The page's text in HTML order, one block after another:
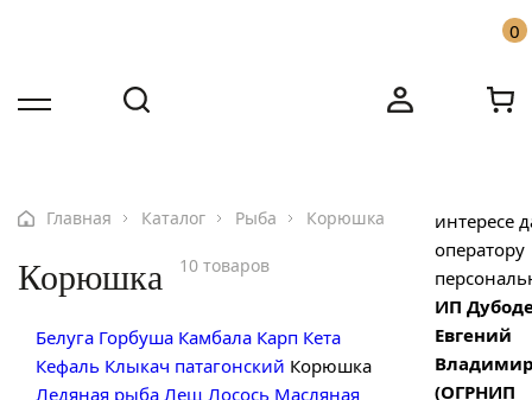
0
Главная Каталог Рыба Корюшка
Корюшка 10 товаров
Белуга Горбуша Камбала Карп Кета
Кефаль Клыкач патагонский Корюшка
Ледяная рыба Лещ Лосось Масляная
Номер телефона
Номер телефона
сайта на
интересе
оператору
ИП
Евгений
(ОГРНИП